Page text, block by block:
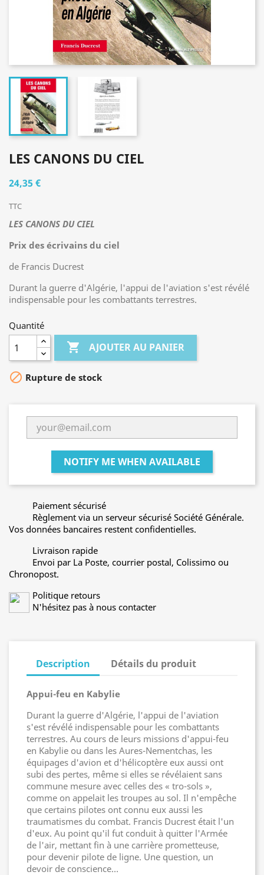
LES CANONS DU CIEL
24,35 €
TTC
LES CANONS DU CIEL
Prix des écrivains du ciel
de Francis Ducrest
Durant la guerre d'Algérie, l'appui de l'aviation s'est révélé
indispensable pour les combattants terrestres.
Quantité
 AJOUTER AU PANIER
 Rupture de stock
NOTIFY ME WHEN AVAILABLE
Paiement sécurisé
Règlement via un serveur sécurisé Société Générale.
Vos données bancaires restent confidentielles.
Livraison rapide
Envoi par La Poste, courrier postal, Colissimo ou
Chronopost.
Politique retours
N'hésitez pas à nous contacter
Description Détails du produit
Appui-feu en Kabylie
Durant la guerre d'Algérie, l'appui de l'aviation
s'est révélé indispensable pour les combattants
terrestres. Au cours de leurs missions d'appui-feu
en Kabylie ou dans les Aures-Nementchas, les
équipages d'avion et d'hélicoptère eux aussi ont
subi des pertes, même si elles se révélaient sans
commune mesure avec celles des « tro-sols »,
comme on appelait les troupes au sol. Il n'empêche
que certains pilotes ont connu eux aussi les
traumatismes du combat. Francis Ducrest était l'un
d'eux. Au point qu'il fut conduit à quitter l'Armée
de l'air, mettant fin à une carrière prometteuse,
pour devenir pilote de ligne. Une question, un
devoir de conscience…